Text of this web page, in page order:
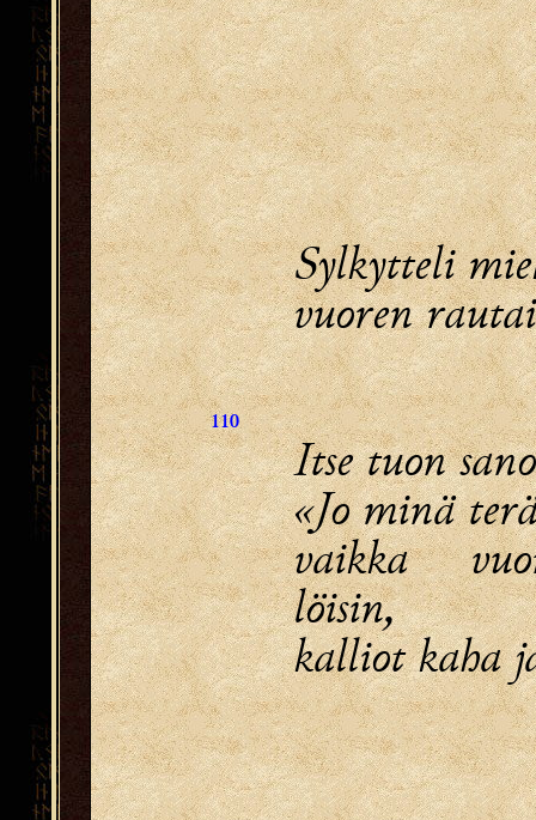
110
Sylkytteli
vuoren
Itse tuon
«Jo minä
vaikka
löisin,
kalliot kaha